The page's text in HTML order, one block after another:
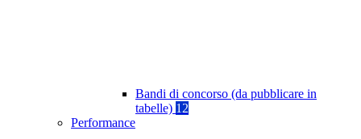
Bandi di concorso (da pubblicare in
tabelle) 12
Performance